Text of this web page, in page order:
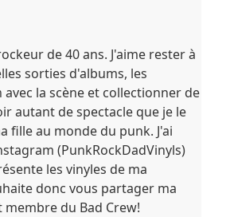
de 40 ans. J'aime rester à
sorties d'albums, les
avec la scène et collectionner de
autant de spectacle que je le
fille au monde du punk. J'ai
(PunkRockDadVinyls)
les vinyles de ma
donc vous partager ma
du Bad Crew!